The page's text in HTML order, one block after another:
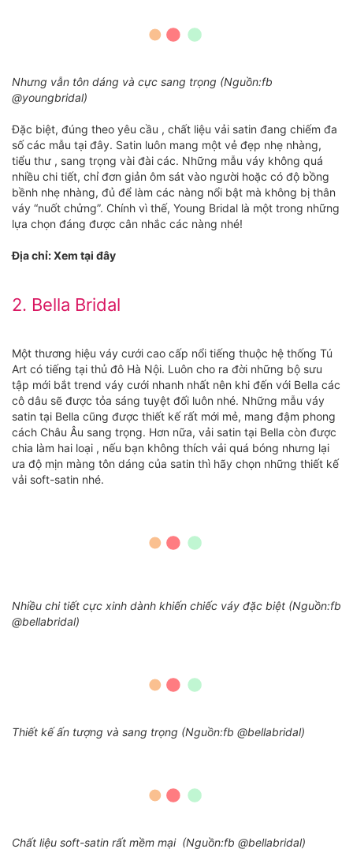
Nhưng vẫn tôn dáng và cực sang trọng (Nguồn:fb
@youngbridal)
Đặc biệt, đúng theo yêu cầu , chất liệu vải satin đang chiếm đa
số các mẫu tại đây. Satin luôn mang một vẻ đẹp nhẹ nhàng,
tiểu thư , sang trọng vài đài các. Những mẫu váy không quá
nhiều chi tiết, chỉ đơn giản ôm sát vào người hoặc có độ bồng
bềnh nhẹ nhàng, đủ để làm các nàng nổi bật mà không bị thân
váy “nuốt chửng”. Chính vì thế, Young Bridal là một trong những
lựa chọn đáng được cân nhắc các nàng nhé!
Địa chỉ: Xem tại đây
2. Bella Bridal
Một thương hiệu váy cưới cao cấp nổi tiếng thuộc hệ thống Tú
Art có tiếng tại thủ đô Hà Nội. Luôn cho ra đời những bộ sưu
tập mới bắt trend váy cưới nhanh nhất nên khi đến với Bella các
cô dâu sẽ được tỏa sáng tuyệt đối luôn nhé. Những mẫu váy
satin tại Bella cũng được thiết kế rất mới mẻ, mang đậm phong
cách Châu Âu sang trọng. Hơn nữa, vải satin tại Bella còn được
chia làm hai loại , nếu bạn không thích vải quá bóng nhưng lại
ưa độ mịn màng tôn dáng của satin thì hãy chọn những thiết kế
vải soft-satin nhé.
Nhiều chi tiết cực xinh dành khiến chiếc váy đặc biệt (Nguồn:fb
@bellabridal)
Thiết kế ấn tượng và sang trọng (Nguồn:fb @bellabridal)
Chất liệu soft-satin rất mềm mại (Nguồn:fb @bellabridal)